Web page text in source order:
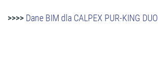
>>>> Dane BIM dla CALPEX PUR-KING DUO